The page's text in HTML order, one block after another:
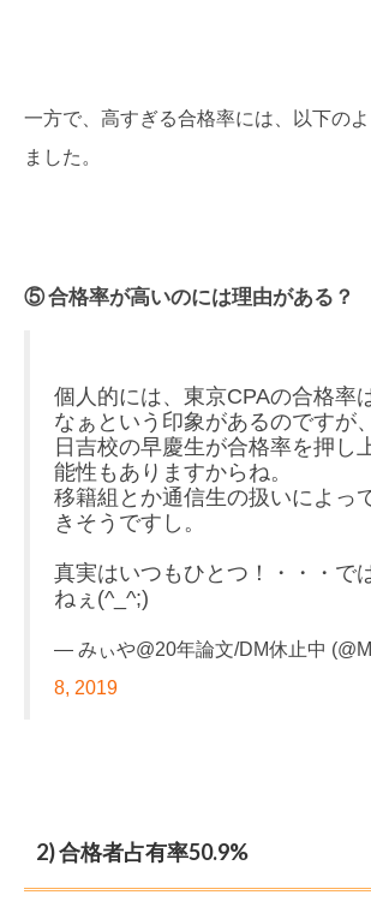
一方で、高すぎる合格率には、以下の
ました。
⑤ 合格率が高いのには理由がある？
個人的には、東京CPAの合格率
なぁという印象があるのですが
日吉校の早慶生が合格率を押し
能性もありますからね。
移籍組とか通信生の扱いによっ
きそうですし。
真実はいつもひとつ！・・・で
ねぇ(^_^;)
— みぃや@20年論文/DM休止中
8, 2019
2) 合格者占有率50.9%